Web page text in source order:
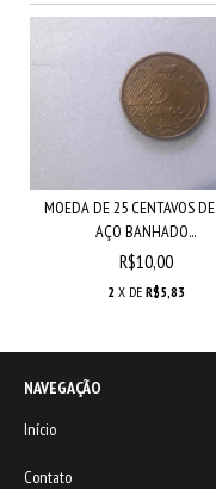
MOEDA DE 25 CENTAVOS
AÇO BANHADO...
R$10,00
2 X DE R$5,83
NAVEGAÇÃO
Início
Contato